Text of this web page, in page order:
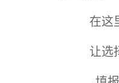
在这
让选